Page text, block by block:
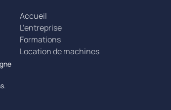
Accueil
L’entreprise
Formations
Location de machines